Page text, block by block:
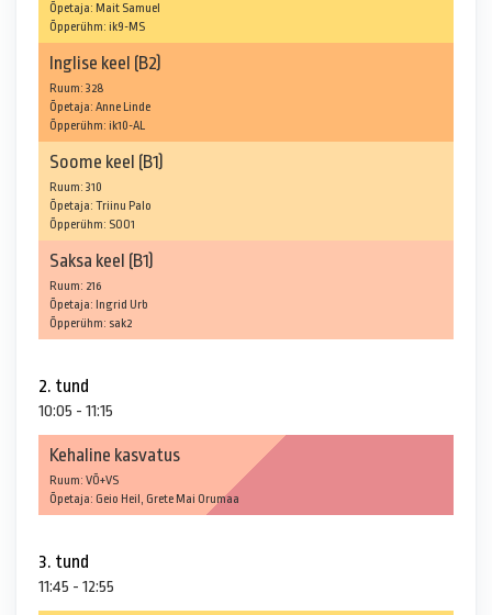
Õpetaja: Mait Samuel
Õpperühm: ik9-MS
Inglise keel (B2)
Ruum: 328
Õpetaja: Anne Linde
Õpperühm: ik10-AL
Soome keel (B1)
Ruum: 310
Õpetaja: Triinu Palo
Õpperühm: SOO1
Saksa keel (B1)
Ruum: 216
Õpetaja: Ingrid Urb
Õpperühm: sak2
2. tund
10:05 - 11:15
Kehaline kasvatus
Ruum: VÕ+VS
Õpetaja: Geio Heil, Grete Mai Orumaa
3. tund
11:45 - 12:55